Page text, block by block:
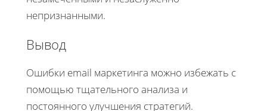
непризнанными.
Вывод
Ошибки email маркетинга можно избежать с
помощью тщательного анализа и
постоянного улучшения стратегий.